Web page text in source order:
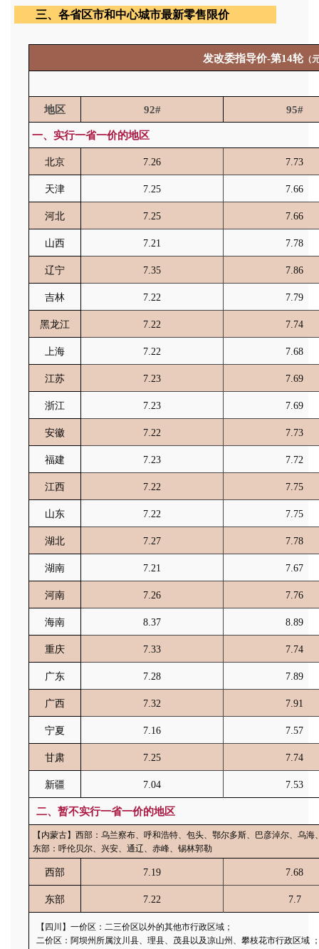
三、 各省区市和中心城市最新零售限价
发改委指导价-第14轮（
地区 92# 95#
一、实行一省一价的地区
北京 7.26 7.73
天津 7.25 7.66
河北 7.25 7.66
山西 7.21 7.78
辽宁 7.35 7.86
吉林 7.22 7.79
黑龙江 7.22 7.74
上海 7.22 7.68
江苏 7.23 7.69
浙江 7.23 7.69
安徽 7.22 7.73
福建 7.23 7.72
江西 7.22 7.75
山东 7.22 7.75
湖北 7.27 7.78
湖南 7.21 7.67
河南 7.26 7.76
海南 8.37 8.89
重庆 7.33 7.74
广东 7.28 7.89
广西 7.32 7.91
宁夏 7.16 7.57
甘肃 7.25 7.74
新疆 7.04 7.53
二、暂不实行一省一价的地区
【内蒙古】西部：乌兰察布、呼和浩特、包头、鄂尔多斯、巴彦淖尔、乌海
东部：呼伦贝尔、兴安、通辽、赤峰、锡林郭勒
西部 7.19 7.68
东部 7.22 7.7
【四川】一价区：二三价区以外的其他市行政区域；
二价区：阿坝州所属汶川县、理县、茂县以及凉山州、攀枝花市行政区域